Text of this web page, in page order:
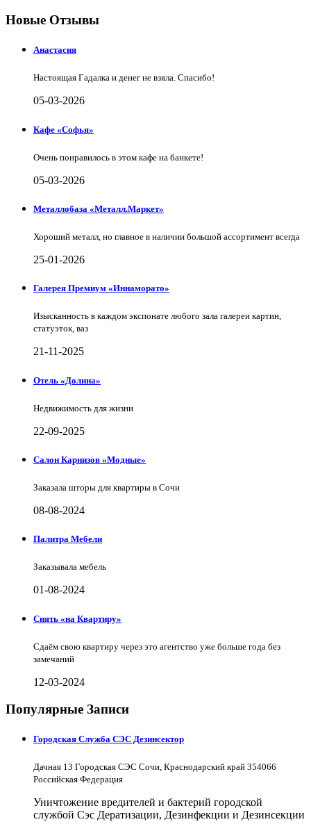
Новые Отзывы
Анастасия
Настоящая Гадалка и денег не взяла. Спасибо!
05-03-2026
Кафе «Софья»
Очень понравилось в этом кафе на банкете!
05-03-2026
Металлобаза «Металл.Маркет»
Хороший металл, но главное в наличии большой ассортимент всегда
25-01-2026
Галерея Премиум «Иннаморато»
Изысканность в каждом экспонате любого зала галереи картин,
статуэток, ваз
21-11-2025
Отель «Долина»
Недвижимость для жизни
22-09-2025
Салон Карнизов «Модные»
Заказала шторы для квартиры в Сочи
08-08-2024
Палитра Мебели
Заказывала мебель
01-08-2024
Снять «на Квартиру»
Сдаём свою квартиру через это агентство уже больше года без
замечаний
12-03-2024
Популярные Записи
Городская Служба СЭС Дезинсектор
Дачная 13 Городская СЭС Сочи, Краснодарский край 354066
Российская Федерация
Уничтожение вредителей и бактерий городской
службой Сэс Дератизации, Дезинфекции и Дезинсекции